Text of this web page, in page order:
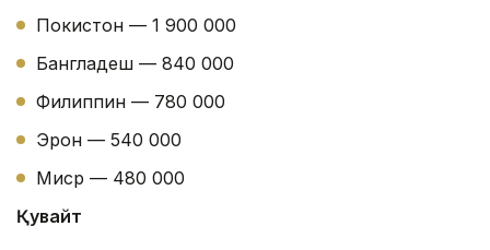
Покистон — 1 900 000
Бангладеш — 840 000
Филиппин — 780 000
Эрон — 540 000
Миср — 480 000
Қувайт